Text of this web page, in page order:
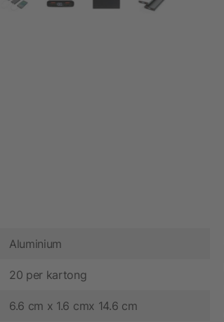
Aluminium
20 per kartong
6.6 cm x 1.6 cmx 14.6 cm